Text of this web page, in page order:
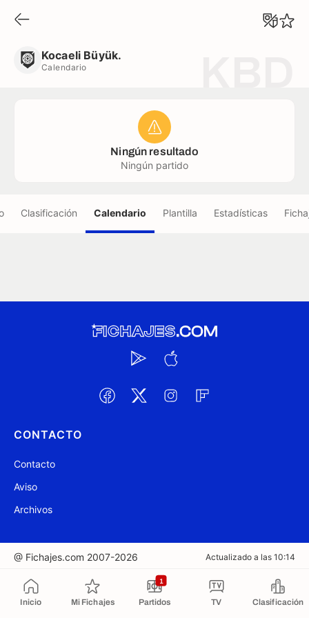
Inicio Mi Fichajes Partidos
1
TV Clasificación
Kocaeli Büyük.
Calendario
Ningún resultado
Ningún partido
Clasificación Calendario Plantilla Estadísticas
CONTACTO
Contacto
Aviso
Archivos
@ Fichajes.com 2007-2026 Actualizado a las 10:14
Copiado al portapapeles